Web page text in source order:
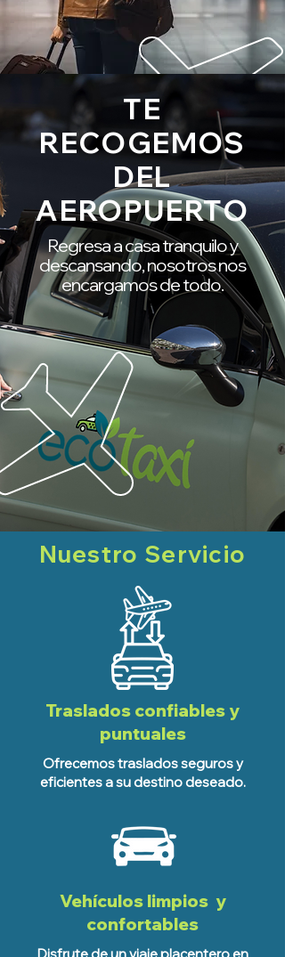
TE
RECOGEMOS
DEL
AEROPUERTO
Regresa a casa tranquilo y
descansando, nosotros nos
encargamos de todo.
Nuestro Servicio
Traslados confiables y
puntuales
Ofrecemos traslados seguros y
eficientes a su destino deseado.
Vehículos limpios y
confortables